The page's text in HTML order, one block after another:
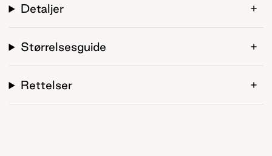
Detaljer
Størrelsesguide
Rettelser